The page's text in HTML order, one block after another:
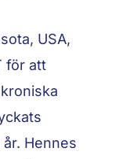
USA,
för att
Hennes